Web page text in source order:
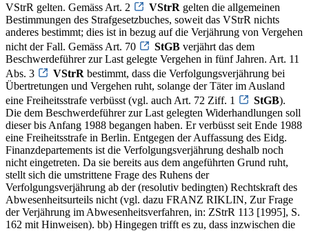
VStrR gelten. Gemäss Art. 2
VStrR gelten die allgemeinen
Bestimmungen des Strafgesetzbuches, soweit das VStrR nichts
anderes bestimmt; dies ist in bezug auf die Verjährung von Vergehen
nicht der Fall. Gemäss Art. 70
StGB verjährt das dem
Beschwerdeführer zur Last gelegte Vergehen in fünf Jahren. Art. 11
Abs. 3
VStrR bestimmt, dass die Verfolgungsverjährung bei
Übertretungen und Vergehen ruht, solange der Täter im Ausland
eine Freiheitsstrafe verbüsst (vgl. auch Art. 72 Ziff. 1
StGB).
Die dem Beschwerdeführer zur Last gelegten Widerhandlungen soll
dieser bis Anfang 1988 begangen haben. Er verbüsst seit Ende 1988
eine Freiheitsstrafe in Berlin. Entgegen der Auffassung des Eidg.
Finanzdepartements ist die Verfolgungsverjährung deshalb noch
nicht eingetreten. Da sie bereits aus dem angeführten Grund ruht,
stellt sich die umstrittene Frage des Ruhens der
Verfolgungsverjährung ab der (resolutiv bedingten) Rechtskraft des
Abwesenheitsurteils nicht (vgl. dazu FRANZ RIKLIN, Zur Frage
der Verjährung im Abwesenheitsverfahren, in: ZStrR 113 [1995], S.
162 mit Hinweisen). bb) Hingegen trifft es zu, dass inzwischen die